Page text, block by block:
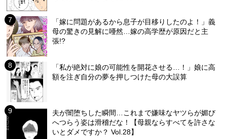
「嫁に問題があるから息子が目移りしたのよ！」義
母の驚きの見解に唖然…嫁の高学歴が原因だと主
張!?
「私が絶対に娘の可能性を開花させる…！」娘に高
額を注ぎ自分の夢を押しつけた母の大誤算
夫が闇堕ちした瞬間…これまで嫌味なヤツらが媚び
へつらう姿は滑稽だな！【母親ならすべてを許さな
いとダメですか？ Vol.28】